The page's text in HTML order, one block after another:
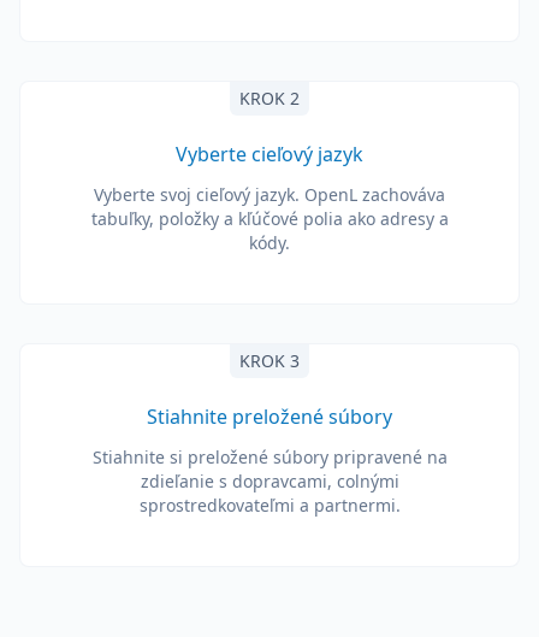
KROK 2
Vyberte cieľový jazyk
Vyberte svoj cieľový jazyk. OpenL zachováva
tabuľky, položky a kľúčové polia ako adresy a
kódy.
KROK 3
Stiahnite preložené súbory
Stiahnite si preložené súbory pripravené na
zdieľanie s dopravcami, colnými
sprostredkovateľmi a partnermi.